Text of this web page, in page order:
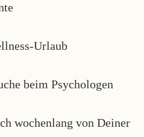
Urlaub
beim Psychologen
wochenlang von Deiner